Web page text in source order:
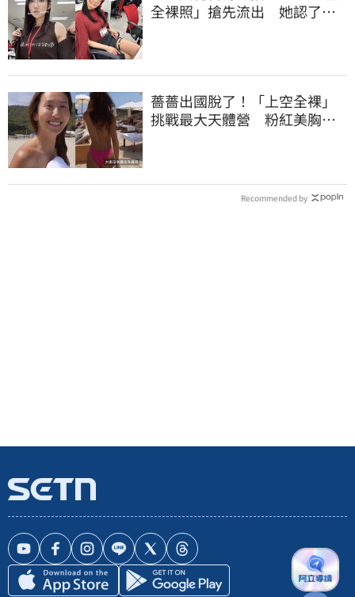
全裸照」搶先流出 她認了：
薔薔出國脫了！「上空全裸」
挑戰最大天體營 粉紅美胸被
Recommended by